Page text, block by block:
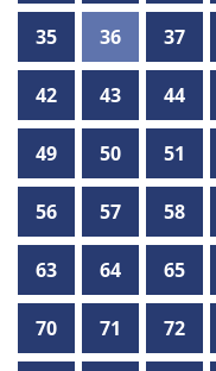
35 36 37
42 43 44
49 50 51
56 57 58
63 64 65
70 71 72